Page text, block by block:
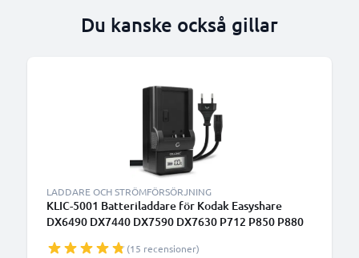
Du kanske också gillar
LADDARE OCH STRÖMFÖRSÖRJNING
KLIC-5001 Batteriladdare för Kodak Easyshare
DX6490 DX7440 DX7590 DX7630 P712 P850 P880
(15 recensioner)